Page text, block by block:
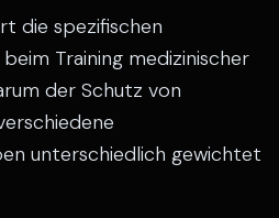
die spezifischen
Training medizinischer
der Schutz von
unterschiedlich gewichtet